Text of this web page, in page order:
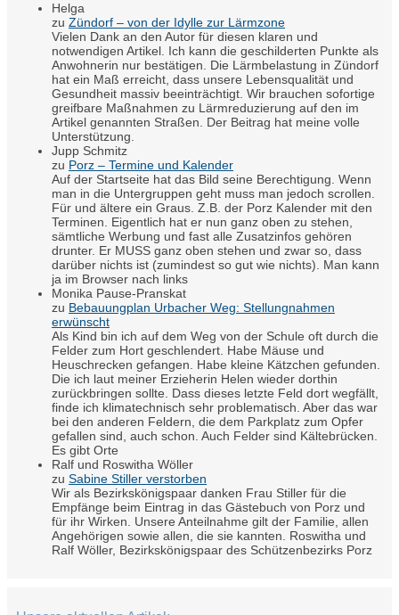
Helga
zu Zündorf – von der Idylle zur Lärmzone
Vielen Dank an den Autor für diesen klaren und
notwendigen Artikel. Ich kann die geschilderten Punkte als
Anwohnerin nur bestätigen. Die Lärmbelastung in Zündorf
hat ein Maß erreicht, dass unsere Lebensqualität und
Gesundheit massiv beeinträchtigt. Wir brauchen sofortige
greifbare Maßnahmen zu Lärmreduzierung auf den im
Artikel genannten Straßen. Der Beitrag hat meine volle
Unterstützung.
Jupp Schmitz
zu Porz – Termine und Kalender
Auf der Startseite hat das Bild seine Berechtigung. Wenn
man in die Untergruppen geht muss man jedoch scrollen.
Für und ältere ein Graus. Z.B. der Porz Kalender mit den
Terminen. Eigentlich hat er nun ganz oben zu stehen,
sämtliche Werbung und fast alle Zusatzinfos gehören
drunter. Er MUSS ganz oben stehen und zwar so, dass
darüber nichts ist (zumindest so gut wie nichts). Man kann
ja im Browser nach links
Monika Pause-Pranskat
zu Bebauungplan Urbacher Weg: Stellungnahmen
erwünscht
Als Kind bin ich auf dem Weg von der Schule oft durch die
Felder zum Hort geschlendert. Habe Mäuse und
Heuschrecken gefangen. Habe kleine Kätzchen gefunden.
Die ich laut meiner Erzieherin Helen wieder dorthin
zurückbringen sollte. Dass dieses letzte Feld dort wegfällt,
finde ich klimatechnisch sehr problematisch. Aber das war
bei den anderen Feldern, die dem Parkplatz zum Opfer
gefallen sind, auch schon. Auch Felder sind Kältebrücken.
Es gibt Orte
Ralf und Roswitha Wöller
zu Sabine Stiller verstorben
Wir als Bezirkskönigspaar danken Frau Stiller für die
Empfänge beim Eintrag in das Gästebuch von Porz und
für ihr Wirken. Unsere Anteilnahme gilt der Familie, allen
Angehörigen sowie allen, die sie kannten. Roswitha und
Ralf Wöller, Bezirkskönigspaar des Schützenbezirks Porz